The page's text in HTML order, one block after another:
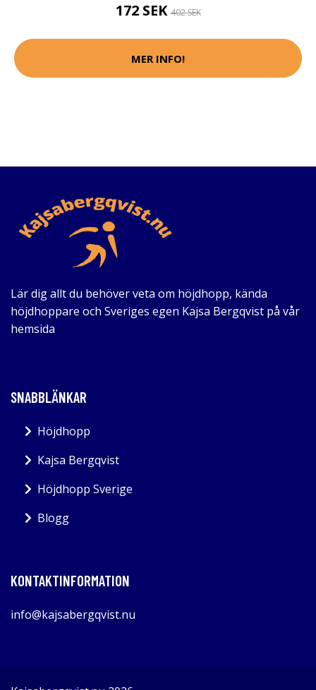
172 SEK402 SEK
MER INFO!
Lär dig allt du behöver veta om höjdhopp, kända
höjdhoppare och Sveriges egen Kajsa Bergqvist på vår
hemsida
SNABBLÄNKAR
Höjdhopp
Kajsa Bergqvist
Höjdhopp Sverige
Blogg
KONTAKTINFORMATION
info@kajsabergqvist.nu